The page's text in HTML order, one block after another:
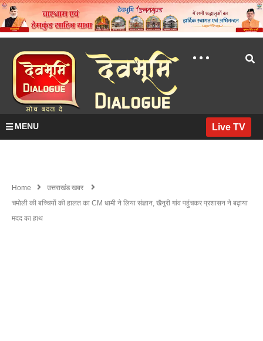
MENU Live TV
Home
उत्तराखंड खबर
चमोली की बच्चियों की हालत का CM धामी ने लिया संज्ञान, खैनुरी गांव पहुंचकर प्रशासन ने बढ़ाया
मदद का हाथ